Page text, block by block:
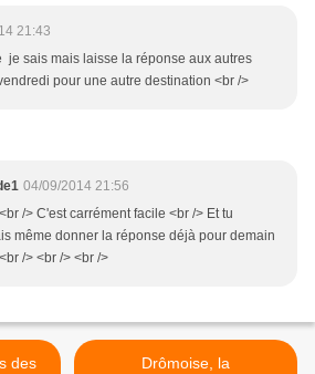
21:43
je sais mais laisse la réponse aux autres
pour une autre destination <br />
04/09/2014 21:56
/> C'est carrément facile <br /> Et tu
même donner la réponse déjà pour demain
/> <br /> <br />
Drômoise, la